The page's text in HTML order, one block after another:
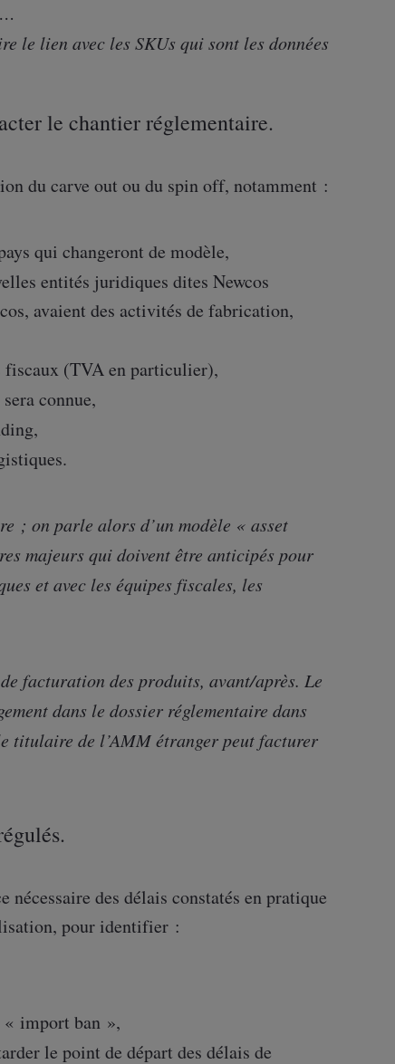
le lien avec les SKUs qui sont les données
le chantier réglementaire.
du carve out ou du spin off, notamment :
qui changeront de modèle,
entités juridiques dites Newcos
avaient des activités de fabrication,
fiscaux (TVA en particulier),
connue,
; on parle alors d’un modèle « asset
majeurs qui doivent être anticipés pour
et avec les équipes fiscales, les
facturation des produits, avant/après. Le
dans le dossier réglementaire dans
titulaire de l’AMM étranger peut facturer
des délais constatés en pratique
pour identifier :
import ban »,
le point de départ des délais de